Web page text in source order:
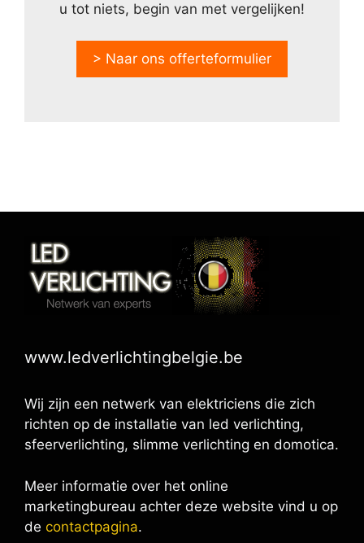
u tot niets, begin van met vergelijken!
> Naar ons offerteformulier
www.ledverlichtingbelgie.be
Wij zijn een netwerk van elektriciens die zich
richten op de installatie van led verlichting,
sfeerverlichting, slimme verlichting en domotica.
Meer informatie over het online
marketingbureau achter deze website vind u op
de contactpagina.